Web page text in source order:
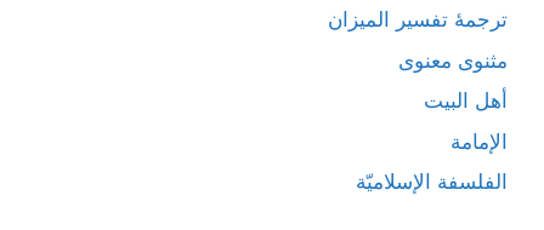
ترجمۀ تفسیر المیزان
مثنوی معنوی
أهل البيت
الإمامة
الفلسفة الإسلاميّة